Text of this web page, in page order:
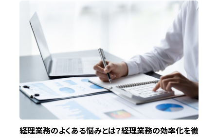
経理業務のよくある悩みとは？経理業務の効率化を徹